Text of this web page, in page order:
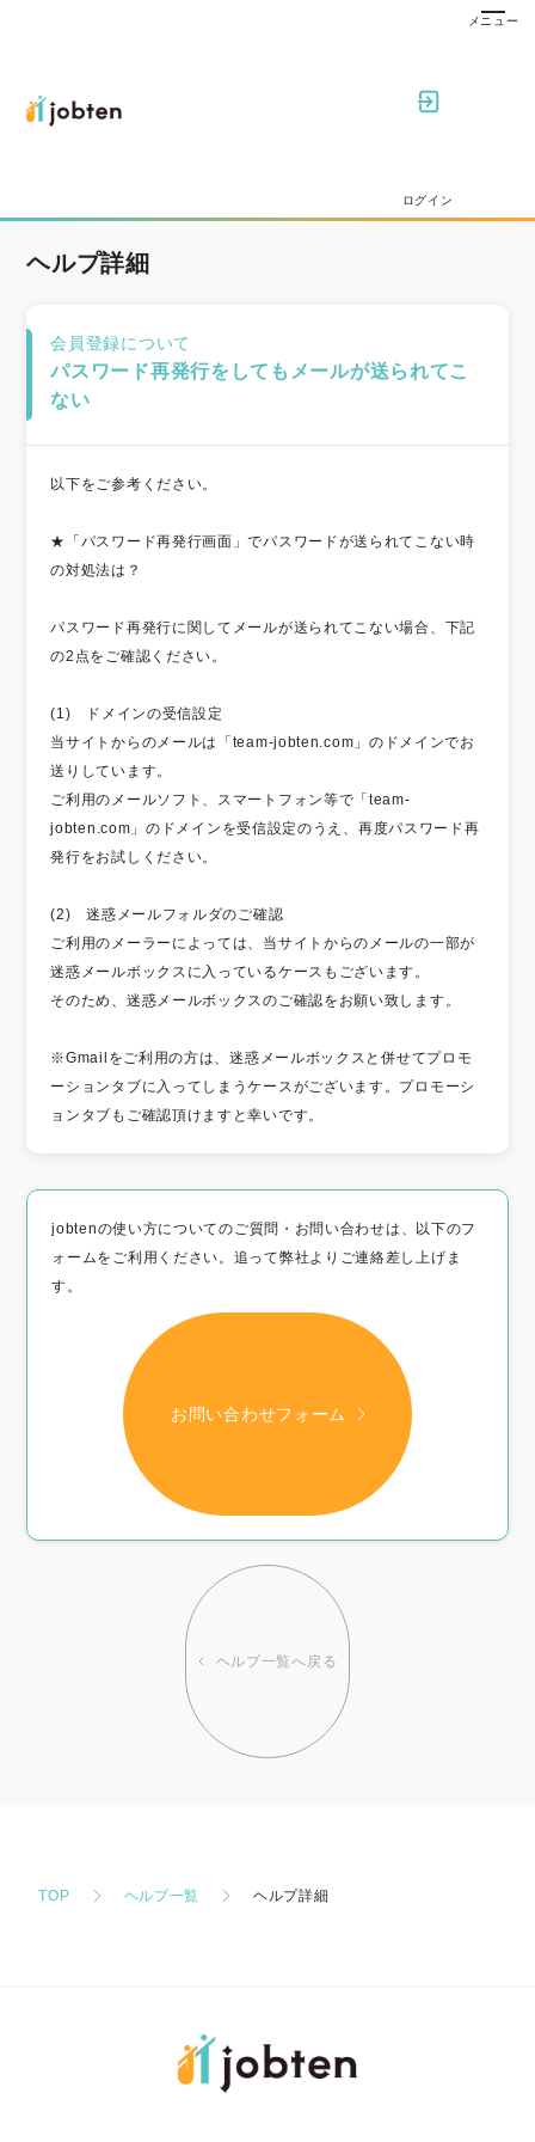
ログイン
ヘルプ詳細
会員登録について
パスワード再発行をしてもメールが送られてこ
ない
以下をご参考ください。
★「パスワード再発行画面」でパスワードが送られてこない時
の対処法は？
パスワード再発行に関してメールが送られてこない場合、下記
の2点をご確認ください。
(1) ドメインの受信設定
当サイトからのメールは「team-jobten.com」のドメインでお
送りしています。
ご利用のメールソフト、スマートフォン等で「team-
jobten.com」のドメインを受信設定のうえ、再度パスワード再
発行をお試しください。
(2) 迷惑メールフォルダのご確認
ご利用のメーラーによっては、当サイトからのメールの一部が
迷惑メールボックスに入っているケースもございます。
そのため、迷惑メールボックスのご確認をお願い致します。
※Gmailをご利用の方は、迷惑メールボックスと併せてプロモ
ーションタブに入ってしまうケースがございます。プロモーシ
ョンタブもご確認頂けますと幸いです。
jobtenの使い方についてのご質問・お問い合わせは、以下のフ
ォームをご利用ください。追って弊社よりご連絡差し上げま
す。
お問い合わせフォーム
ヘルプ一覧へ戻る
TOP ヘルプ一覧 ヘルプ詳細